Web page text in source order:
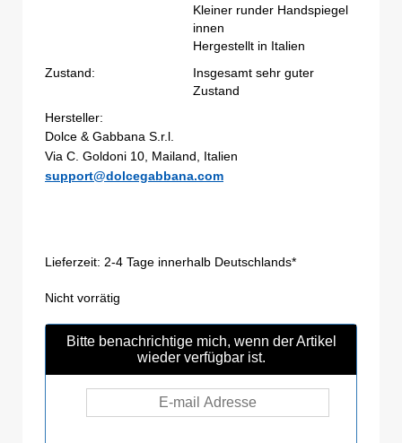
Kleiner runder Handspiegel
innen
Hergestellt in Italien
Zustand:
Insgesamt sehr guter
Zustand
Hersteller:
Dolce & Gabbana S.r.l.
Via C. Goldoni 10, Mailand, Italien
support@dolcegabbana.com
Lieferzeit: 2-4 Tage innerhalb Deutschlands*
Nicht vorrätig
Bitte benachrichtige mich, wenn der Artikel
wieder verfügbar ist.